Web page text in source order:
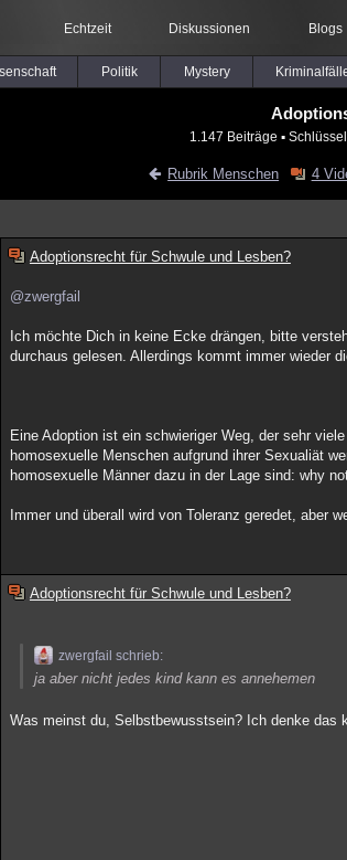
Echtzeit Diskussionen Blogs
Politik Mystery
1.147 Beiträge ▪
Rubrik Menschen 4
Adoptionsrecht für Schwule und Lesben?
@zwergfail
Ich möchte Dich in keine Ecke drängen, bitte
durchaus gelesen. Allerdings kommt immer wieder
Eine Adoption ist ein schwieriger Weg, der sehr
homosexuelle Menschen aufgrund ihrer Sexualiät
homosexuelle Männer dazu in der Lage sind: why
Immer und überall wird von Toleranz geredet, aber
Adoptionsrecht für Schwule und Lesben?
zwergfail schrieb:
ja aber nicht jedes kind kann es annehemen
Was meinst du, Selbstbewusstsein? Ich denke das